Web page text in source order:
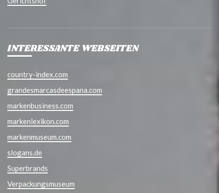
INTERESSANTE WEBSEITEN
country-index.com
grandesmarcasdeespana.com
markenbusiness.com
markenlexikon.com
markenmuseum.com
slogans.de
Superbrands
Verpackungsmuseum